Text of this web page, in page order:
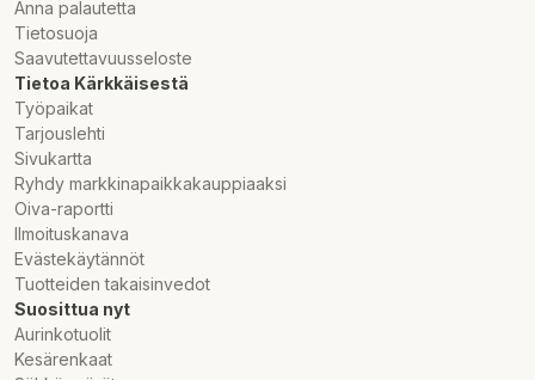
Anna palautetta
Tietosuoja
Saavutettavuusseloste
Tietoa Kärkkäisestä
Työpaikat
Tarjouslehti
Sivukartta
Ryhdy markkinapaikkakauppiaaksi
Oiva-raportti
Ilmoituskanava
Evästekäytännöt
Tuotteiden takaisinvedot
Suosittua nyt
Aurinkotuolit
Kesärenkaat